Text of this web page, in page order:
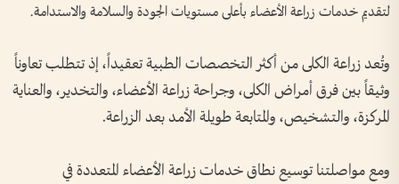
لتقديم خدمات زراعة الأعضاء بأعلى مستويات الجودة والسلامة والاستدامة.
وتُعد زراعة الكلى من أكثر التخصصات الطبية تعقيداً، إذ تتطلب تعاوناً
وثيقاً بين فرق أمراض الكلى، وجراحة زراعة الأعضاء، والتخدير، والعناية
المركزة، والتشخيص، والمتابعة طويلة الأمد بعد الزراعة.
ومع مواصلتنا توسيع نطاق خدمات زراعة الأعضاء المتعددة في